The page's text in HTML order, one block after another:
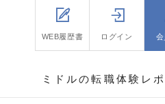
WEB履歴書 ログイン
ミドルの転職体験レ